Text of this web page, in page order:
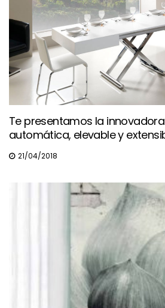
Te presentamos la
automática, elevable y
21/04/2018